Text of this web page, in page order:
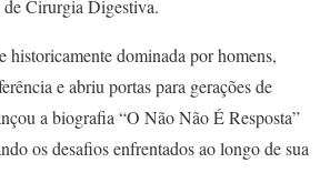
Cirurgia Digestiva.
historicamente dominada por homens,
e abriu portas para gerações de
a biografia “O Não Não É Resposta”
os desafios enfrentados ao longo de sua